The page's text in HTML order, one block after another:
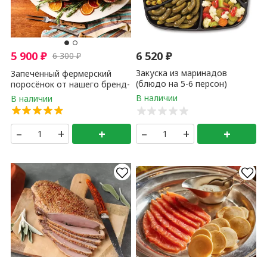
5 900₽ 6 300₽
Запечённый фермерский
поросёнок от нашего бренд-
шефа FS ( примерный вес
готового поросёнка 5 - 6 кг)
1 кг
– + +
6 520₽
Закуска из маринадов
(блюдо на 5-6 персон)
– + +